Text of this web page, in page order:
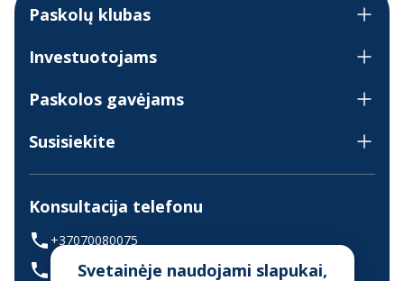
Paskolų klubas
Investuotojams
Paskolos gavėjams
Susisiekite
Konsultacija telefonu
+37070080075
(skambinant iš užsienio +37068700300)
Svetainėje naudojami slapukai,